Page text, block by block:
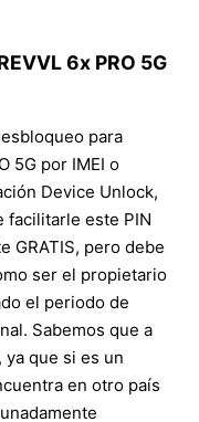
6x PRO 5G
para
5G por IMEI o
Device Unlock,
facilitarle este PIN
GRATIS, pero debe
ser el propietario
el periodo de
Sabemos que a
que si es un
en otro país